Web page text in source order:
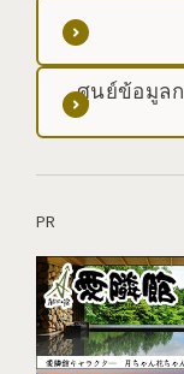
ศูนย์ข้อมูล
PR